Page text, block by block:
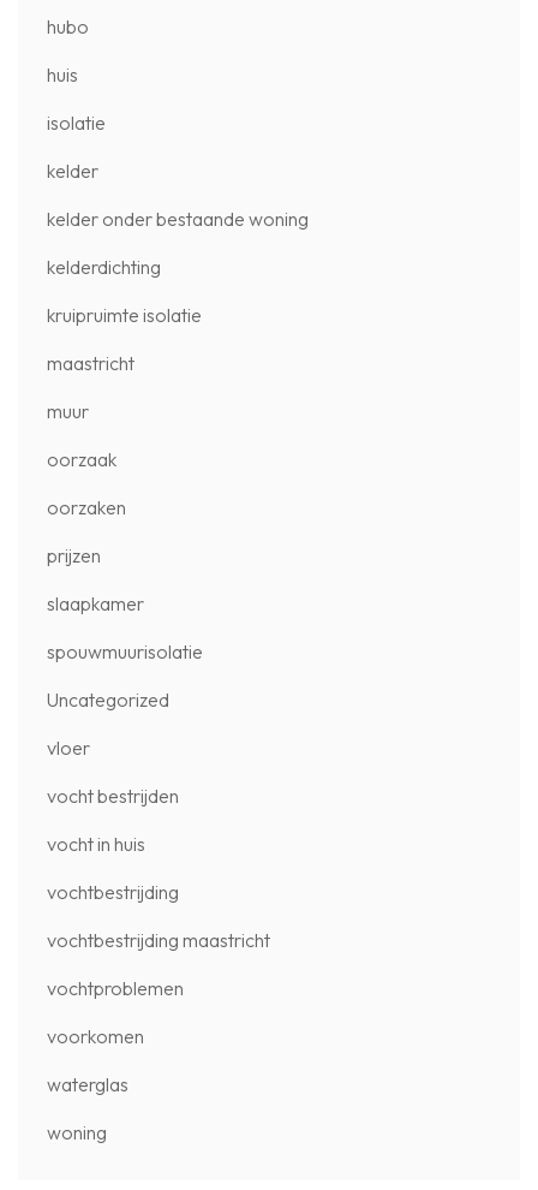
hubo
huis
isolatie
kelder
kelder onder bestaande woning
kelderdichting
kruipruimte isolatie
maastricht
muur
oorzaak
oorzaken
prijzen
slaapkamer
spouwmuurisolatie
Uncategorized
vloer
vocht bestrijden
vocht in huis
vochtbestrijding
vochtbestrijding maastricht
vochtproblemen
voorkomen
waterglas
woning